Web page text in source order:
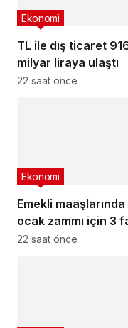
TL ile dış ticaret
milyar liraya ulaştı
Ekonomi
22 saat önce
Emekli maaşlarında
ocak zammı için 3
senaryo
Ekonomi
22 saat önce